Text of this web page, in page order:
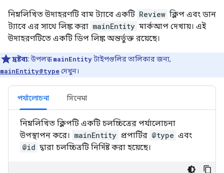
নিম্নলিখিত উদাহরণটি বাম ট্যাবে একটি Review ক্লিপ এবং ডান
ট্যাবে এর সাথে লিঙ্ক করা mainEntity মার্কআপ দেখায়। এই
উদাহরণটিতে একটি ডিপ লিঙ্ক অন্তর্ভুক্ত রয়েছে।
দ্রষ্টব্য: উপলব্ধmainEntityটাইপগুলির তালিকার জন্য,
mainEntity@typeদেখুন।
পর্যালোচনা সিনেমা
নিম্নলিখিত ক্লিপটি একটি চলচ্চিত্রের পর্যালোচনা
উপস্থাপন করে। mainEntity প্রপার্টির @type এবং
@id দ্বারা চলচ্চিত্রটি নির্দিষ্ট করা হয়েছে।